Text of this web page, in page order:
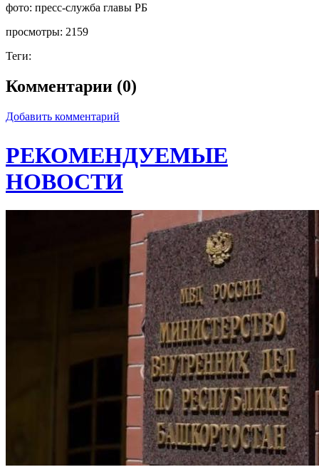
фото: пресс-служба главы РБ
просмотры: 2159
Теги:
Комментарии (0)
Добавить комментарий
РЕКОМЕНДУЕМЫЕ
НОВОСТИ